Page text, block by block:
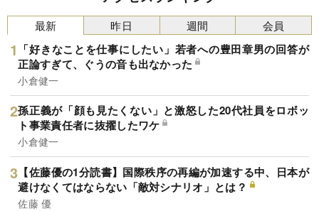
最新
「好きなことを仕事にしたい」若者への豊田章男の回答が
正論すぎて、ぐうの音も出なかった
小倉健一
孫正義が「顔も見たくない」と激怒した20代社員をロボッ
ト事業責任者に抜擢したワケ
小倉健一
【佐藤優の1分読書】国際秩序の再編が加速する中、日本が
避けなくてはならない「敵対シナリオ」とは？
佐藤 優
昨日 週間 会員